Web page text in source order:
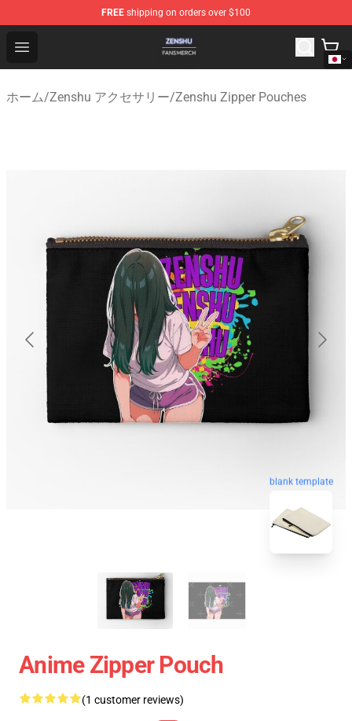
FREE shipping on orders over $100
Open menu
Zenshu Shop - Official Zenshu Merchandise Store
ホーム/Zenshu アクセサリー/Zenshu Zipper Pouches
blank template
Anime Zipper Pouch
(1 customer reviews)